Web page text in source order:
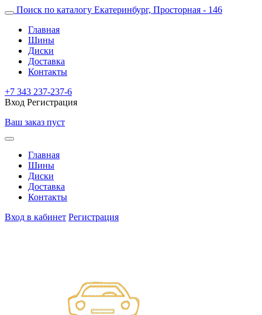
Поиск по каталогу Екатеринбург, Просторная - 146
Главная
Шины
Диски
Доставка
Контакты
+7 343 237-237-6
Вход Регистрация
Ваш заказ пуст
Главная
Шины
Диски
Доставка
Контакты
Вход в кабинет Регистрация